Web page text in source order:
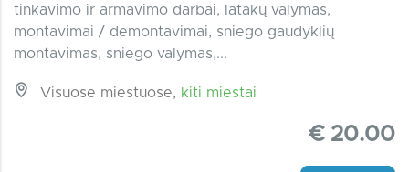
tinkavimo ir armavimo darbai, latakų valymas,
montavimai / demontavimai, sniego gaudyklių
montavimas, sniego valymas,...
Visuose miestuose, kiti miestai
€ 20.00